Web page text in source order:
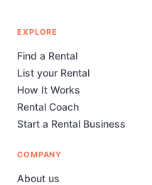
EXPLORE
Find a Rental
List your Rental
How It Works
Rental Coach
Start a Rental Business
COMPANY
About us